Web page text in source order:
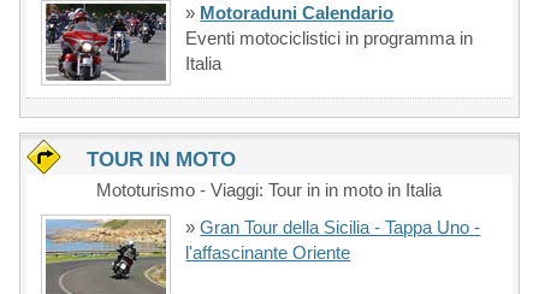
» Motoraduni Calendario
Eventi motociclistici in programma in
Italia
TOUR IN MOTO
Mototurismo - Viaggi: Tour in in moto in Italia
»Gran Tour della Sicilia - Tappa Uno -
l'affascinante Oriente